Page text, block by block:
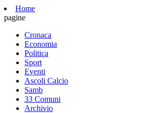
Home
pagine
Cronaca
Economia
Politica
Sport
Eventi
Ascoli Calcio
Samb
33 Comuni
Archivio